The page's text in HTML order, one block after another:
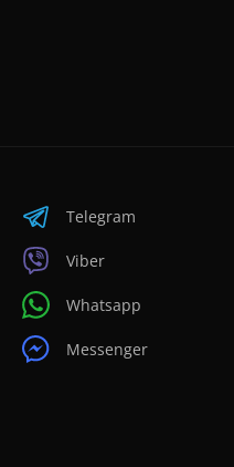
Telegram
Viber
Whatsapp
Messenger